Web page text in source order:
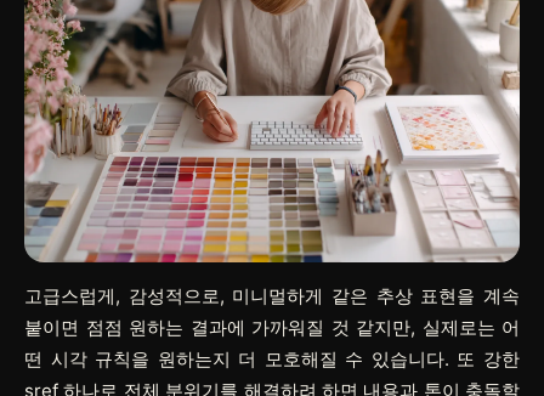
고급스럽게, 감성적으로, 미니멀하게 같은 추상 표현을 계속
붙이면 점점 원하는 결과에 가까워질 것 같지만, 실제로는 어
떤 시각 규칙을 원하는지 더 모호해질 수 있습니다. 또 강한
sref 하나로 전체 분위기를 해결하려 하면 내용과 톤이 충돌할